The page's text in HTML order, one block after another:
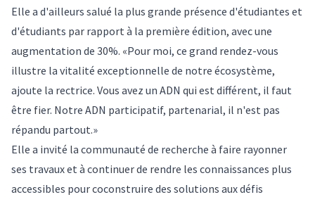
Elle a d'ailleurs salué la plus grande présence d'étudiantes et
d'étudiants par rapport à la première édition, avec une
augmentation de 30%. «Pour moi, ce grand rendez-vous
illustre la vitalité exceptionnelle de notre écosystème,
ajoute la rectrice. Vous avez un ADN qui est différent, il faut
être fier. Notre ADN participatif, partenarial, il n'est pas
répandu partout.»
Elle a invité la communauté de recherche à faire rayonner
ses travaux et à continuer de rendre les connaissances plus
accessibles pour coconstruire des solutions aux défis